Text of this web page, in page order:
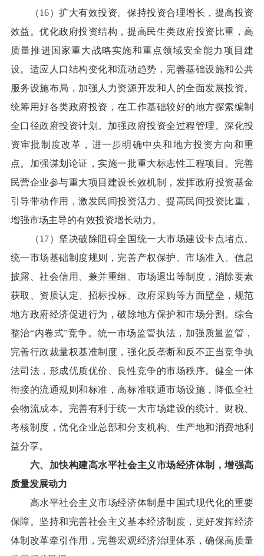
（16）扩大有效投资。保持投资合理增长，提高投资
效益。优化政府投资结构，提高民生类政府投资比重，高
质量推进国家重大战略实施和重点领域安全能力项目建
设。适应人口结构变化和流动趋势，完善基础设施和公共
服务设施布局，加强人力资源开发和人的全面发展投资。
统筹用好各类政府投资，在工作基础较好的地方探索编制
全口径政府投资计划。加强政府投资全过程管理。深化投
资审批制度改革，进一步明确中央和地方投资方向和重
点。加强谋划论证，实施一批重大标志性工程项目。完善
民营企业参与重大项目建设长效机制，发挥政府投资基金
引导带动作用，激发民间投资活力、提高民间投资比重，
增强市场主导的有效投资增长动力。
（17）坚决破除阻碍全国统一大市场建设卡点堵点。
统一市场基础制度规则，完善产权保护、市场准入、信息
披露、社会信用、兼并重组、市场退出等制度，消除要素
获取、资质认定、招标投标、政府采购等方面壁垒，规范
地方政府经济促进行为，破除地方保护和市场分割。综合
整治“内卷式”竞争。统一市场监管执法，加强质量监管，
完善行政裁量权基准制度，强化反垄断和反不正当竞争执
法司法，形成优质优价、良性竞争的市场秩序。健全一体
衔接的流通规则和标准，高标准联通市场设施，降低全社
会物流成本。完善有利于统一大市场建设的统计、财税、
考核制度，优化企业总部和分支机构、生产地和消费地利
益分享。
六、加快构建高水平社会主义市场经济体制，增强高
质量发展动力
高水平社会主义市场经济体制是中国式现代化的重要
保障。坚持和完善社会主义基本经济制度，更好发挥经济
体制改革牵引作用，完善宏观经济治理体系，确保高质量